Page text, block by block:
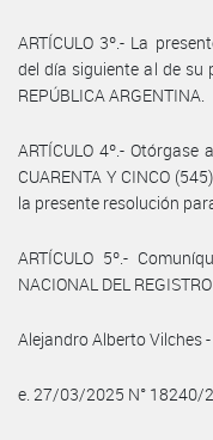
ARTÍCULO 3º.- La
del día siguiente al de su
REPÚBLICA ARGENTINA.
ARTÍCULO 4º.-
CUARENTA Y CINCO
la presente resolución
ARTÍCULO 5º.-
NACIONAL DEL
Alejandro Alberto Vilches
e. 27/03/2025 N° 18240/